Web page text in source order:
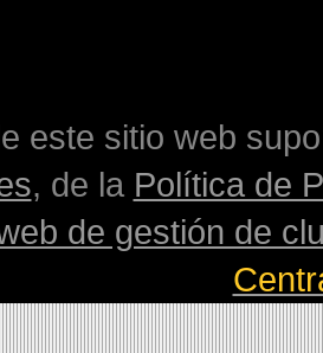
este sitio web
, de la Política de
de gestión de